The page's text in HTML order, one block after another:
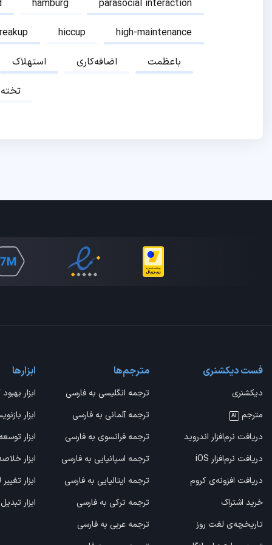
hamburg
parasocial interaction
hiccup
high-maintenance
استهلاک
اضافه‌کاری
باعظمت
فست دیکشنری
دیکشنری
مترجم
AI
دریافت نرم‌افزار اندروید
دریافت نرم‌افزار iOS
دریافت افزونه‌ی کروم
خرید اشتراک
تاریخچه‌ی لغت روز
مترجم‌ها
ترجمه انگلیسی به فارسی
ترجمه آلمانی به فارسی
ترجمه فرانسوی به فارسی
ترجمه اسپانیایی به فارسی
ترجمه ایتالیایی به فارسی
ترجمه ترکی به فارسی
ترجمه عربی به فارسی
ابزارها
ابزار
ابزار
ابزار
ابزار
ابزار
ابزار